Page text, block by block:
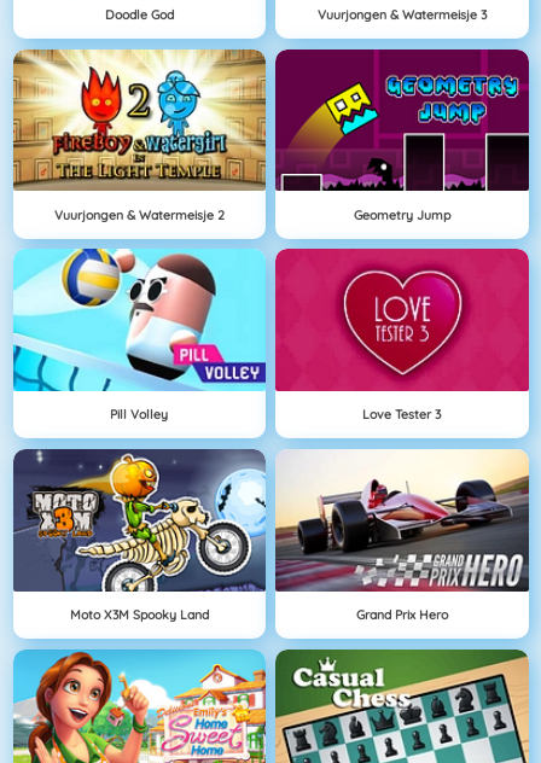
Doodle God Vuurjongen & Watermeisje 3
Vuurjongen & Watermeisje 2 Geometry Jump
Pill Volley Love Tester 3
Moto X3M Spooky Land Grand Prix Hero